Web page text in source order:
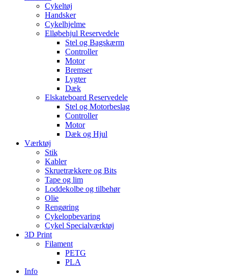
Cykeltøj
Handsker
Cykelhjelme
Elløbehjul Reservedele
Stel og Bagskærm
Controller
Motor
Bremser
Lygter
Dæk
Elskateboard Reservedele
Stel og Motorbeslag
Controller
Motor
Dæk og Hjul
Værktøj
Stik
Kabler
Skruetrækkere og Bits
Tape og lim
Loddekolbe og tilbehør
Olie
Rengøring
Cykelopbevaring
Cykel Specialværktøj
3D Print
Filament
PETG
PLA
Info